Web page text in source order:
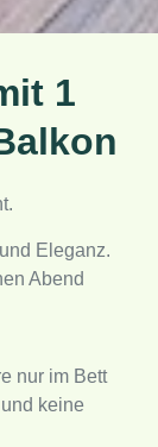
1
Eleganz.
Abend
nur im Bett
keine